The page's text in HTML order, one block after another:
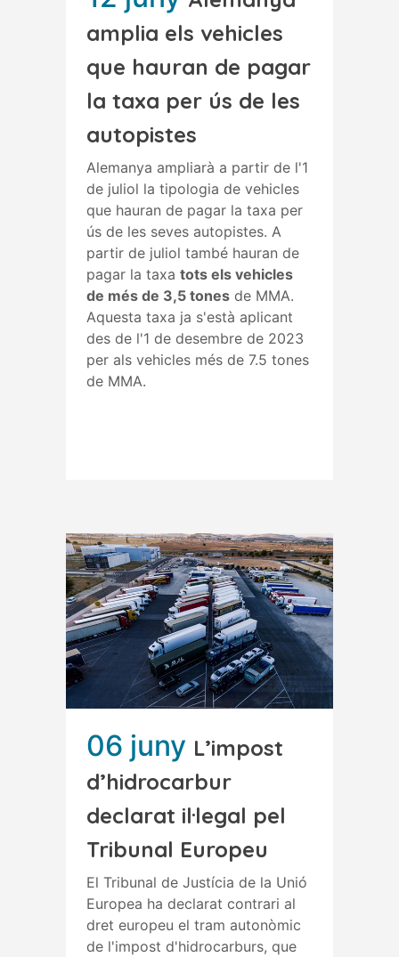
amplia els vehicles
que hauran de pagar
la taxa per ús de les
autopistes
Alemanya ampliarà a partir de l'1
de juliol la tipologia de vehicles
que hauran de pagar la taxa per
ús de les seves autopistes. A
partir de juliol també hauran de
pagar la taxa tots els vehicles
de més de 3,5 tones de MMA.
Aquesta taxa ja s'està aplicant
des de l'1 de desembre de 2023
per als vehicles més de 7.5 tones
de MMA.
06 juny L’impost
d’hidrocarbur
declarat il·legal pel
Tribunal Europeu
El Tribunal de Justícia de la Unió
Europea ha declarat contrari al
dret europeu el tram autonòmic
de l'impost d'hidrocarburs, que